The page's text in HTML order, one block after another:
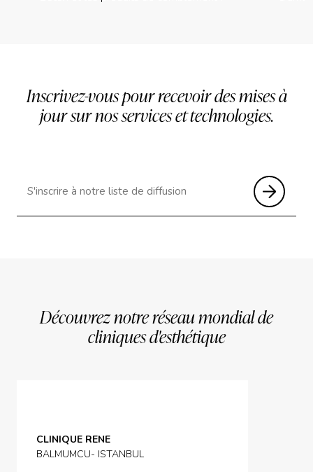
Inscrivez-vous pour recevoir des mises à
jour sur nos services et technologies.
Découvrez notre réseau mondial de
cliniques d'esthétique
CLINIQUE RENE
BALMUMCU- ISTANBUL